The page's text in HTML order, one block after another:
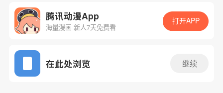
App免费看
腾讯动漫App
海量漫画 新人7天免费看
打开APP
在此处浏览 继续